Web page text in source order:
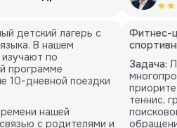
детский лагерь с
В нашем
по
программе
10-дневной поездки
нашей
с родителями и
Фитнес-
Задача:
теннис,